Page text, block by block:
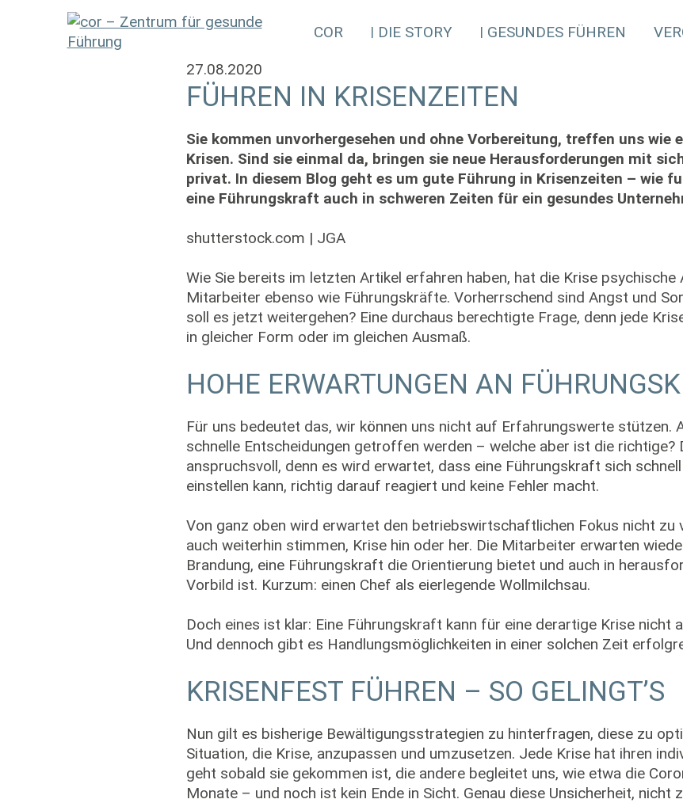
COR DIE STORY GESUNDES FÜHREN
27.08.2020
FÜHREN IN KRISENZEITEN
Sie kommen unvorhergesehen und ohne Vorbereitung, treffen uns wie
Krisen. Sind sie einmal da, bringen sie neue Herausforderungen mit
privat. In diesem Blog geht es um gute Führung in Krisenzeiten – wie
eine Führungskraft auch in schweren Zeiten für ein gesundes
shutterstock.com | JGA
Wie Sie bereits im letzten Artikel erfahren haben, hat die Krise psychische
Mitarbeiter ebenso wie Führungskräfte. Vorherrschend sind Angst und
soll es jetzt weitergehen? Eine durchaus berechtigte Frage, denn jede
in gleicher Form oder im gleichen Ausmaß.
HOHE ERWARTUNGEN AN
Für uns bedeutet das, wir können uns nicht auf Erfahrungswerte stützen.
schnelle Entscheidungen getroffen werden – welche aber ist die richtige?
anspruchsvoll, denn es wird erwartet, dass eine Führungskraft sich
einstellen kann, richtig darauf reagiert und keine Fehler macht.
Von ganz oben wird erwartet den betriebswirtschaftlichen Fokus nicht zu
auch weiterhin stimmen, Krise hin oder her. Die Mitarbeiter erwarten
Brandung, eine Führungskraft die Orientierung bietet und auch in
Vorbild ist. Kurzum: einen Chef als eierlegende Wollmilchsau.
Doch eines ist klar: Eine Führungskraft kann für eine derartige Krise nicht
Und dennoch gibt es Handlungsmöglichkeiten in einer solchen Zeit
KRISENFEST FÜHREN – SO GELINGT’S
Nun gilt es bisherige Bewältigungsstrategien zu hinterfragen, diese zu
Situation, die Krise, anzupassen und umzusetzen. Jede Krise hat ihren
geht sobald sie gekommen ist, die andere begleitet uns, wie etwa die
Monate – und noch ist kein Ende in Sicht. Genau diese Unsicherheit, nicht